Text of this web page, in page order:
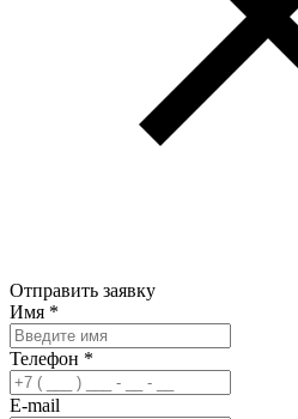
Отправить заявку
Имя *
Телефон *
E-mail